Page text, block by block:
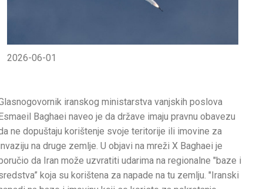
2026-06-01
iranskog ministarstva vanjskih poslova
Baghaei naveo je da države imaju pravnu obavezu
ne dopuštaju korištenje svoje teritorije ili imovine za
na druge zemlje. U objavi na mreži X Baghaei je
da Iran može uzvratiti udarima na regionalne "baze i
koja su korištena za napade na tu zemlju. "Iranski